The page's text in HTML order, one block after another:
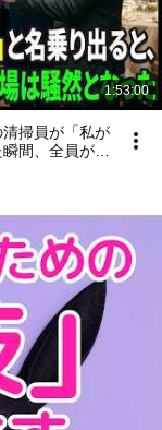
1:53:00
掃員が「私が
間、全員が嘲
返った。#動